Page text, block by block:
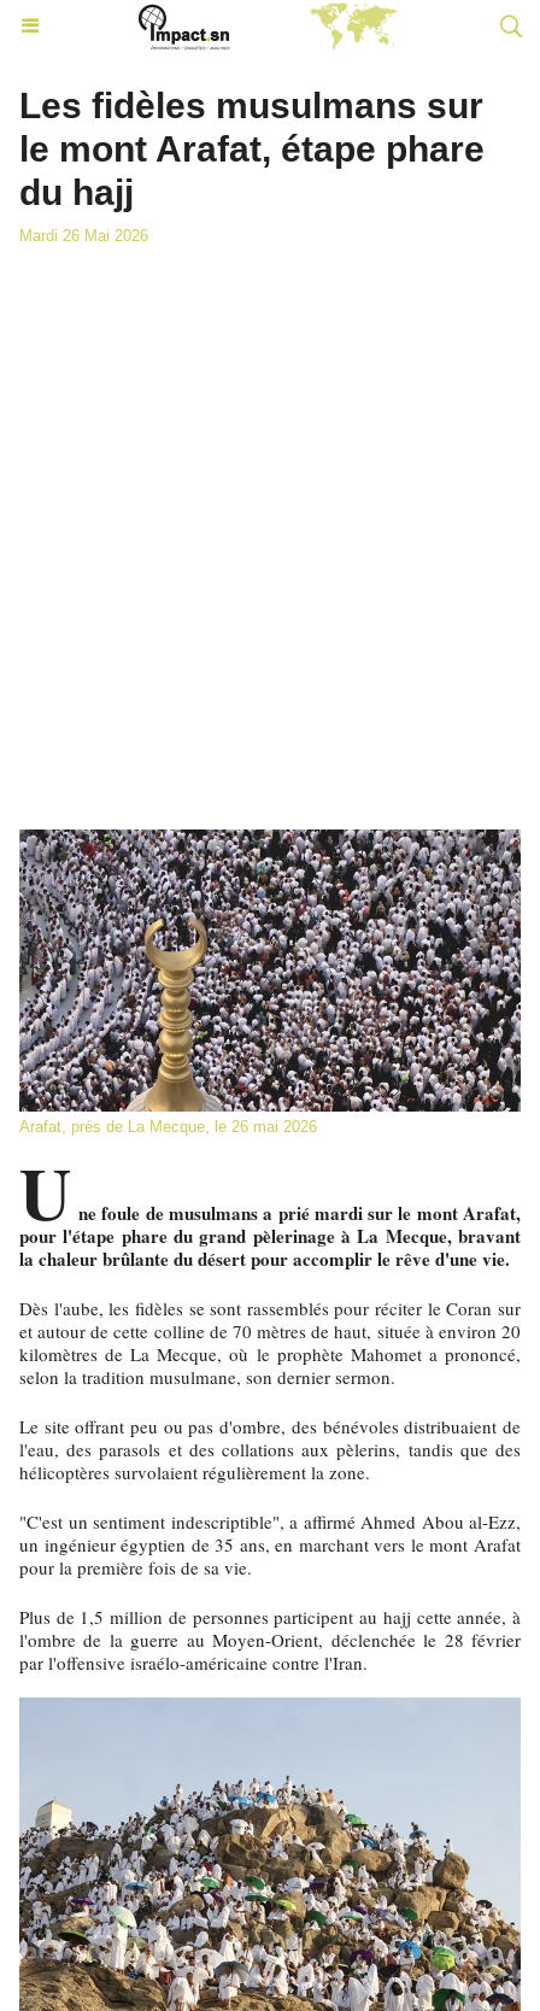
Les fidèles musulmans sur
le mont Arafat, étape phare
du hajj
Mardi 26 Mai 2026
Arafat, prés de La Mecque, le 26 mai 2026
U ne foule de musulmans a prié mardi sur le mont Arafat,
pour l'étape phare du grand pèlerinage à La Mecque, bravant
la chaleur brûlante du désert pour accomplir le rêve d'une vie.
Dès l'aube, les fidèles se sont rassemblés pour réciter le Coran sur
et autour de cette colline de 70 mètres de haut, située à environ 20
kilomètres de La Mecque, où le prophète Mahomet a prononcé,
selon la tradition musulmane, son dernier sermon.
Le site offrant peu ou pas d'ombre, des bénévoles distribuaient de
l'eau, des parasols et des collations aux pèlerins, tandis que des
hélicoptères survolaient régulièrement la zone.
"C'est un sentiment indescriptible", a affirmé Ahmed Abou al-Ezz,
un ingénieur égyptien de 35 ans, en marchant vers le mont Arafat
pour la première fois de sa vie.
Plus de 1,5 million de personnes participent au hajj cette année, à
l'ombre de la guerre au Moyen-Orient, déclenchée le 28 février
par l'offensive israélo-américaine contre l'Iran.